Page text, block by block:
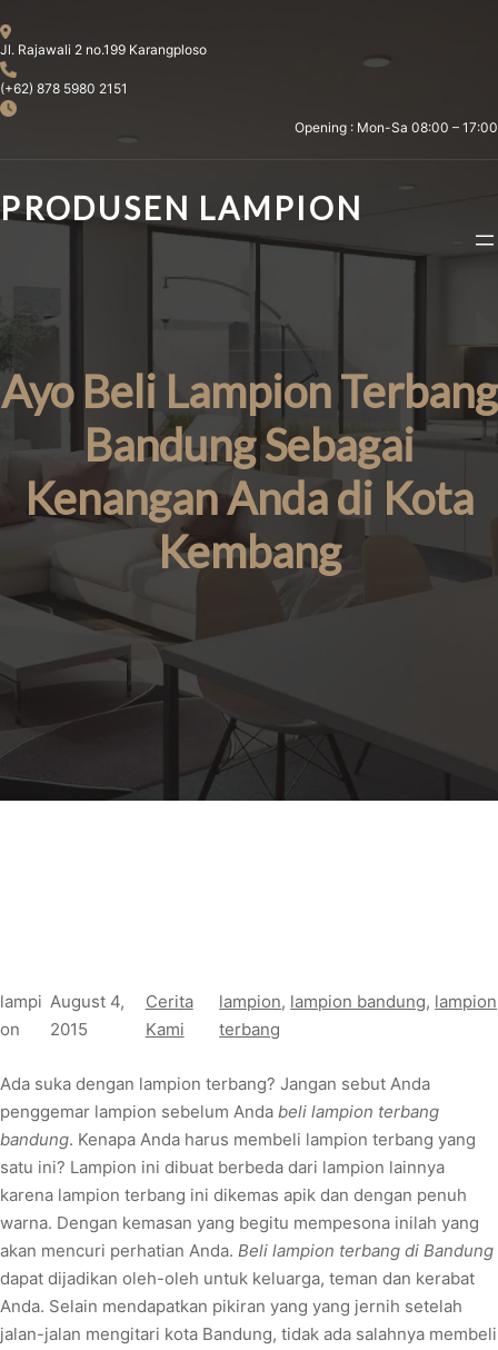
to
content
Jl. Rajawali 2 no.199 Karangploso
(+62) 878 5980 2151
Opening : Mon-Sa 08:00 – 17:00
PRODUSEN LAMPION
Ayo Beli Lampion Terbang
Bandung Sebagai
Kenangan Anda di Kota
Kembang
lampi
on
August 4,
2015
Cerita
Kami
lampion, lampion bandung, lampion
terbang
Ada suka dengan lampion terbang? Jangan sebut Anda
penggemar lampion sebelum Anda beli lampion terbang
bandung. Kenapa Anda harus membeli lampion terbang yang
satu ini? Lampion ini dibuat berbeda dari lampion lainnya
karena lampion terbang ini dikemas apik dan dengan penuh
warna. Dengan kemasan yang begitu mempesona inilah yang
akan mencuri perhatian Anda. Beli lampion terbang di Bandung
dapat dijadikan oleh-oleh untuk keluarga, teman dan kerabat
Anda. Selain mendapatkan pikiran yang yang jernih setelah
jalan-jalan mengitari kota Bandung, tidak ada salahnya membeli